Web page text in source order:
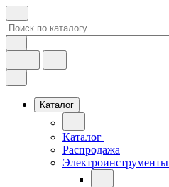
Каталог
Каталог
Распродажа
Электроинструменты